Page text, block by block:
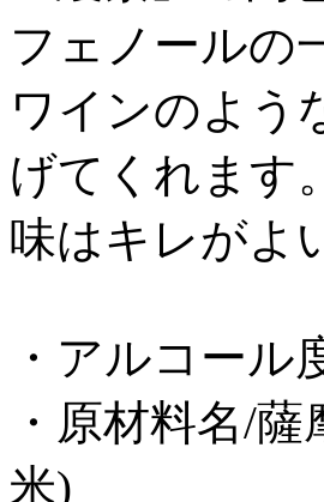
フェノールの
ワインのよう
げてくれます
味はキレがよ
・アルコール
・原材料名/
米)